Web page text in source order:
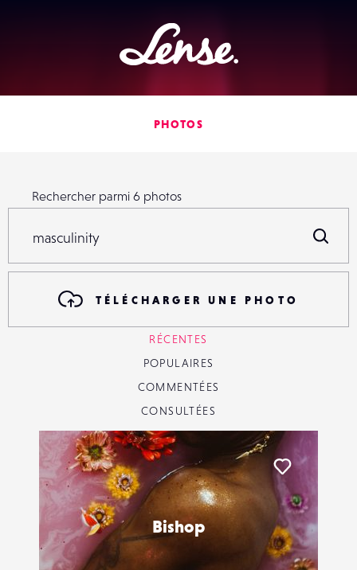
PHOTOS
Rechercher parmi 6 photos
TÉLÉCHARGER UNE PHOTO
RÉCENTES
POPULAIRES
COMMENTÉES
CONSULTÉES
Bishop